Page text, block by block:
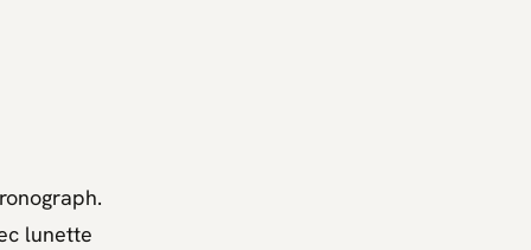
.
lunette